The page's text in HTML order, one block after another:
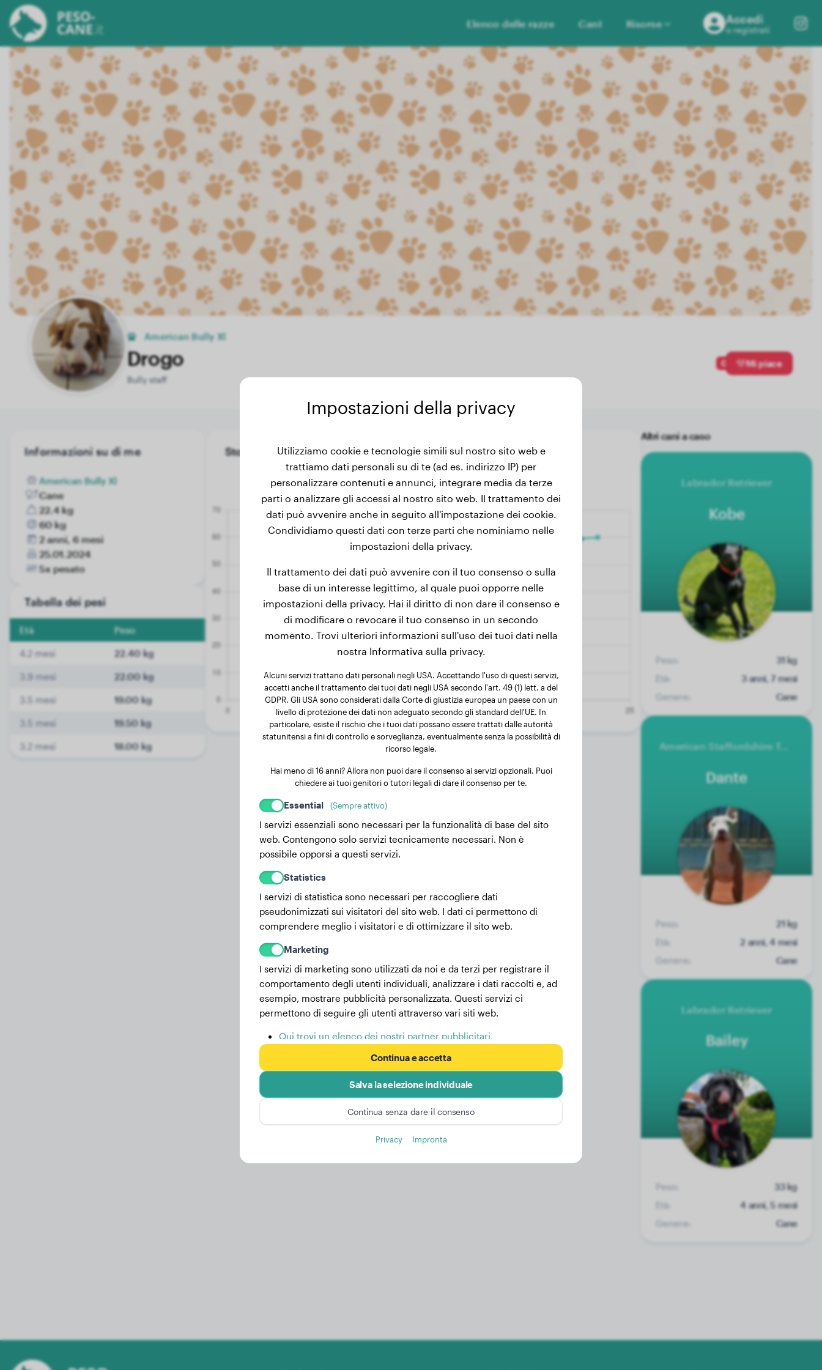
Elenco delle razze CanI Risorse Accedi
o registrati
American Bully Xl
Drogo
Bully staff
0 Mi piace
Informazioni su di me
American Bully Xl
Cane
22.4 kg
60 kg
2 anni, 6 mesi
25.01.2024
5x pesato
Tabella dei pesi
Età Peso
4.2 mesi 22.40 kg
3.9 mesi 22.00 kg
3.5 mesi 19.00 kg
3.5 mesi 19.50 kg
3.2 mesi 18.00 kg
Storia del peso di Drogo
Altri cani a caso
Labrador Retriever
Kobe
Peso:
31 kg
Età:
3 anni, 7 mesi
Genere:
Cane
Dante
Peso:
21 kg
Età:
2 anni, 4 mesi
Genere:
Cane
Labrador Retriever
Bailey
Peso:
33 kg
Età:
4 anni, 5 mesi
Genere:
Cane
Impostazioni della privacy
Utilizziamo cookie e tecnologie simili sul nostro sito web e
trattiamo dati personali su di te (ad es. indirizzo IP) per
personalizzare contenuti e annunci, integrare media da terze
parti o analizzare gli accessi al nostro sito web. Il trattamento dei
dati può avvenire anche in seguito all'impostazione dei cookie.
Condividiamo questi dati con terze parti che nominiamo nelle
impostazioni della privacy.
Il trattamento dei dati può avvenire con il tuo consenso o sulla
base di un interesse legittimo, al quale puoi opporre nelle
impostazioni della privacy. Hai il diritto di non dare il consenso e
di modificare o revocare il tuo consenso in un secondo
momento. Trovi ulteriori informazioni sull'uso dei tuoi dati nella
nostra Informativa sulla privacy.
Alcuni servizi trattano dati personali negli USA. Accettando l'uso di questi servizi,
accetti anche il trattamento dei tuoi dati negli USA secondo l'art. 49 (1) lett. a del
GDPR. Gli USA sono considerati dalla Corte di giustizia europea un paese con un
livello di protezione dei dati non adeguato secondo gli standard dell'UE. In
particolare, esiste il rischio che i tuoi dati possano essere trattati dalle autorità
statunitensi a fini di controllo e sorveglianza, eventualmente senza la possibilità di
ricorso legale.
Hai meno di 16 anni? Allora non puoi dare il consenso ai servizi opzionali. Puoi
chiedere ai tuoi genitori o tutori legali di dare il consenso per te.
Essential (Sempre attivo)
I servizi essenziali sono necessari per la funzionalità di base del sito
web. Contengono solo servizi tecnicamente necessari. Non è
possibile opporsi a questi servizi.
Statistics
I servizi di statistica sono necessari per raccogliere dati
pseudonimizzati sui visitatori del sito web. I dati ci permettono di
comprendere meglio i visitatori e di ottimizzare il sito web.
Marketing
I servizi di marketing sono utilizzati da noi e da terzi per registrare il
comportamento degli utenti individuali, analizzare i dati raccolti e, ad
esempio, mostrare pubblicità personalizzata. Questi servizi ci
permettono di seguire gli utenti attraverso vari siti web.
Qui trovi un elenco dei nostri partner pubblicitari.
Maggiori informazioni nella nostra Informativa sulla privacy
Continua e accetta
Salva la selezione individuale
Continua senza dare il consenso
Privacy Impronta